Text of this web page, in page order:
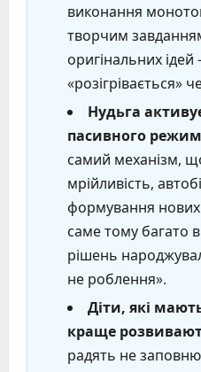
виконання
творчим
оригінальних
«розігрівається»
Нудьга
пасивного
самий механізм,
мрійливість,
формування нових
саме тому багато
рішень
не роблення».
Діти, які
краще
радять не